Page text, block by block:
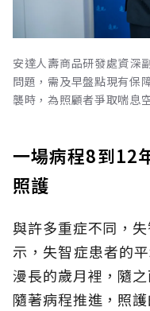
安達人壽商品研發處資深
問題，需及早盤點現有保
襲時，為照顧者爭取喘息
一場病程8到12
照護
與許多重症不同，
示，失智症患者的
漫長的歲月裡，隨
隨著病程推進，照